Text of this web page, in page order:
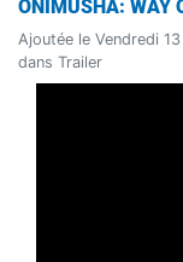
ONIMUSHA: WAY
Ajoutée le Vendredi
dans Trailer